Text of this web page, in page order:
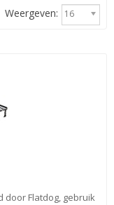
Weergeven: 16
door Flatdog, gebruik